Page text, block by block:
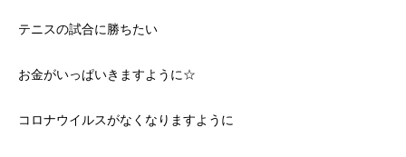
テニスの試合に勝ちたい
お金がいっぱいきますように☆
コロナウイルスがなくなりますように